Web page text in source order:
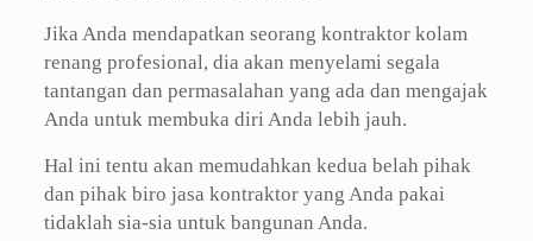
Jika Anda mendapatkan seorang kontraktor kolam
renang profesional, dia akan menyelami segala
tantangan dan permasalahan yang ada dan mengajak
Anda untuk membuka diri Anda lebih jauh.
Hal ini tentu akan memudahkan kedua belah pihak
dan pihak biro jasa kontraktor yang Anda pakai
tidaklah sia-sia untuk bangunan Anda.